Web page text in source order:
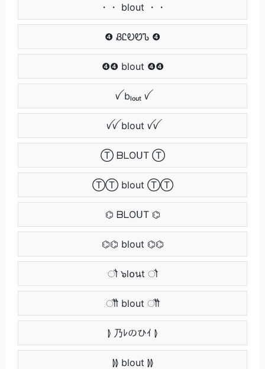
・・ blout ・・
❹ ᏰᏝᎧᏬᏖ ❹
❹❹ blout ❹❹
ꪜ bₗₒᵤₜ ꪜ
ꪜꪜ blout ꪜꪜ
Ⓣ ᗷᒪOᑌT Ⓣ
ⓉⓉ blout ⓉⓉ
⌬ ᗷᒪOᑌT ⌬
⌬⌬ blout ⌬⌬
ौ ๖l໐นt ौ
ौौ blout ौौ
⦊ 乃ﾚのひｲ ⦊
⦊⦊ blout ⦊⦊